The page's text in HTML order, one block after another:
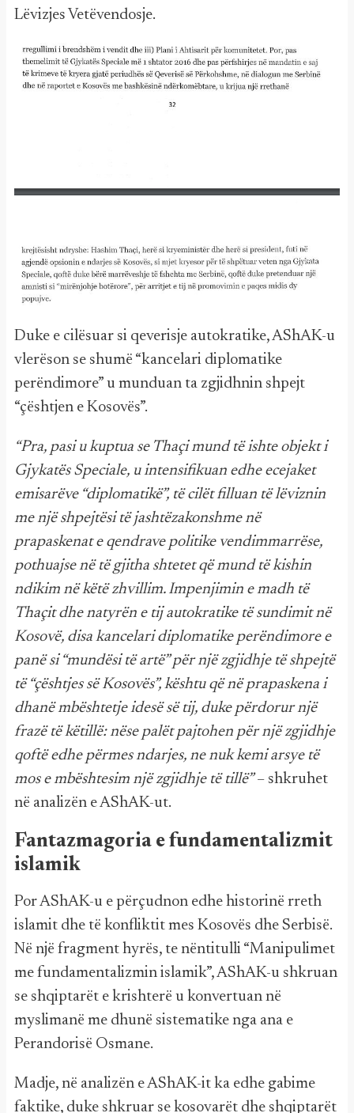
Lëvizjes Vetëvendosje.
Duke e cilësuar si qeverisje autokratike, AShAK-u
vlerëson se shumë “kancelari diplomatike
perëndimore” u munduan ta zgjidhnin shpejt
“çështjen e Kosovës”.
“Pra, pasi u kuptua se Thaçi mund të ishte objekt i
Gjykatës Speciale, u intensifikuan edhe ecejaket
emisarëve “diplomatikë”, të cilët filluan të lëviznin
me një shpejtësi të jashtëzakonshme në
prapaskenat e qendrave politike vendimmarrëse,
pothuajse në të gjitha shtetet që mund të kishin
ndikim në këtë zhvillim. Impenjimin e madh të
Thaçit dhe natyrën e tij autokratike të sundimit në
Kosovë, disa kancelari diplomatike perëndimore e
panë si “mundësi të artë” për një zgjidhje të shpejtë
të “çështjes së Kosovës”, kështu që në prapaskena i
dhanë mbështetje idesë së tij, duke përdorur një
frazë të këtillë: nëse palët pajtohen për një zgjidhje
qoftë edhe përmes ndarjes, ne nuk kemi arsye të
mos e mbështesim një zgjidhje të tillë”– shkruhet
në analizën e AShAK-ut.
Fantazmagoria e fundamentalizmit
islamik
Por AShAK-u e përçudnon edhe historinë rreth
islamit dhe të konfliktit mes Kosovës dhe Serbisë.
Në një fragment hyrës, te nëntitulli “Manipulimet
me fundamentalizmin islamik”, AShAK-u shkruan
se shqiptarët e krishterë u konvertuan në
myslimanë me dhunë sistematike nga ana e
Perandorisë Osmane.
Madje, në analizën e AShAK-it ka edhe gabime
faktike, duke shkruar se kosovarët dhe shqiptarët